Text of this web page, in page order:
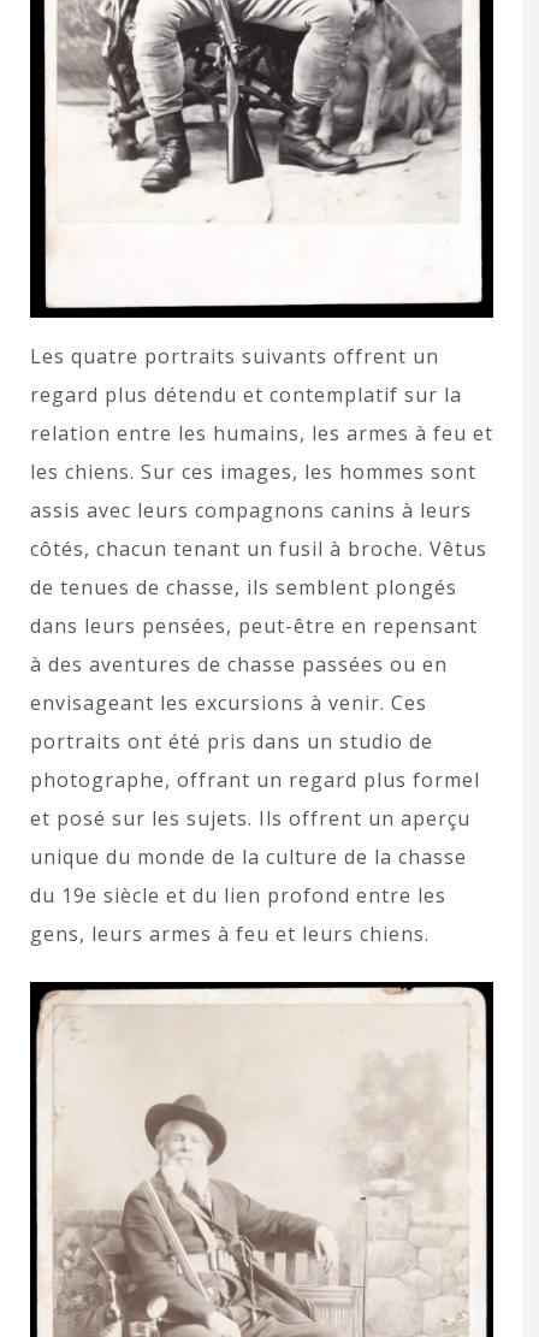
Les quatre portraits suivants offrent un
regard plus détendu et contemplatif sur la
relation entre les humains, les armes à feu et
les chiens. Sur ces images, les hommes sont
assis avec leurs compagnons canins à leurs
côtés, chacun tenant un fusil à broche. Vêtus
de tenues de chasse, ils semblent plongés
dans leurs pensées, peut-être en repensant
à des aventures de chasse passées ou en
envisageant les excursions à venir. Ces
portraits ont été pris dans un studio de
photographe, offrant un regard plus formel
et posé sur les sujets. Ils offrent un aperçu
unique du monde de la culture de la chasse
du 19e siècle et du lien profond entre les
gens, leurs armes à feu et leurs chiens.